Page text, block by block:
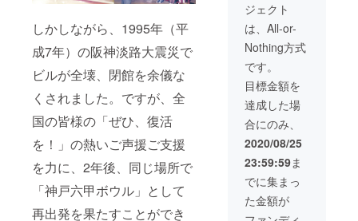
しかしながら、1995年（平
成7年）の阪神淡路大震災で
ビルが全壊、閉館を余儀な
くされました。ですが、全
国の皆様の「ぜひ、復活
を！」の熱いご声援ご支援
を力に、2年後、同じ場所で
「神戸六甲ボウル」として
再出発を果たすことができ
で、代
理購入
される
場合は
来場さ
れる方
のお名
前をご
記入く
ださ
い。 ※
観戦チ
ケット
はメー
ルでの
定いた
しま
す。 ※
チケッ
製は固
くお断
りいた
しま
す。席
種・お
名前を
記載し
たチ
ケット
を送付
ジェクト
は、All-or-
Nothing方式
です。
目標金額を
達成した場
合にのみ、
2020/08/25
23:59:59ま
でに集まっ
た金額が